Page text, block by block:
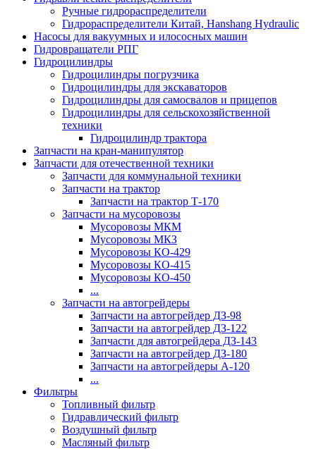
Ручные гидрораспределители
Гидрораспределители Китай, Hanshang Hydraulic
Насосы для вакуумных и илососных машин
Гидровращатели РПГ
Гидроцилиндры
Гидроцилиндры погрузчика
Гидроцилиндры для экскаваторов
Гидроцилиндры для самосвалов и прицепов
Гидроцилиндры для сельскохозяйственной
техники
Гидроцилиндр трактора
Запчасти на кран-манипулятор
Запчасти для отечественной техники
Запчасти для коммунальной техники
Запчасти на трактор
Запчасти на трактор Т-170
Запчасти на мусоровозы
Мусоровозы МКМ
Мусоровозы МКЗ
Мусоровозы КО-429
Мусоровозы КО-415
Мусоровозы КО-450
...
Запчасти на автогрейдеры
Запчасти на автогрейдер ДЗ-98
Запчасти на автогрейдер ДЗ-122
Запчасти для автогрейдера ДЗ-143
Запчасти на автогрейдер ДЗ-180
Запчасти на автогрейдеры А-120
...
Фильтры
Топливный фильтр
Гидравлический фильтр
Воздушный фильтр
Масляный фильтр